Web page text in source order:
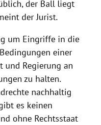
der Ball liegt
der Jurist.
um Eingriffe in die
einer
und Regierung an
zu halten.
nachhaltig
es keinen
ohne Rechtsstaat